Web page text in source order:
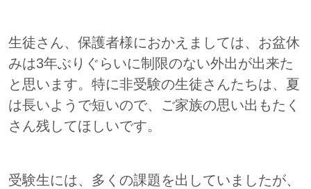
生徒さん、保護者様におかえましては、お盆休
みは3年ぶりぐらいに制限のない外出が出来た
と思います。特に非受験の生徒さんたちは、夏
は長いようで短いので、ご家族の思い出もたく
さん残してほしいです。
受験生には、多くの課題を出していましたが、